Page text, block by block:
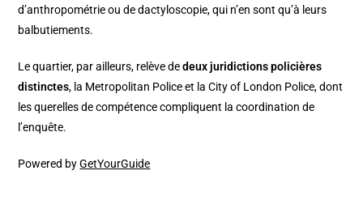
d’anthropométrie ou de dactyloscopie, qui n’en sont qu’à leurs
balbutiements.
Le quartier, par ailleurs, relève dedeux juridictions policières
distinctes, la Metropolitan Police et la City of London Police, dont
les querelles de compétence compliquent la coordination de
l’enquête.
Powered byGetYourGuide